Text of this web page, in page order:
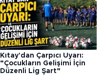
Kıtay'dan Çarpıcı Uyarı:
“Çocukların Gelişimi İçin
Düzenli Lig Şart”